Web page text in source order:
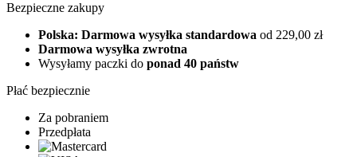
Bezpieczne zakupy
Polska: Darmowa wysyłka standardowa od 229,00 zł
Darmowa wysyłka zwrotna
Wysyłamy paczki do ponad 40 państw
Płać bezpiecznie
Za pobraniem
Przedpłata